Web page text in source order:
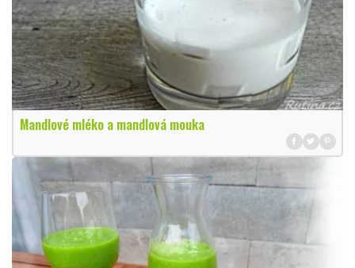
Mandlové mléko a mandlová mouka